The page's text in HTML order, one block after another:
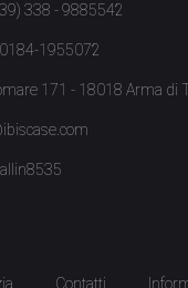
338 - 9885542
1955072
171 - 18018 Arma di
Contatti